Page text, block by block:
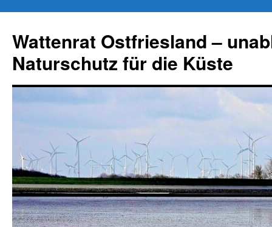
springen
Wattenrat Ostfriesland –
Naturschutz für die Küste